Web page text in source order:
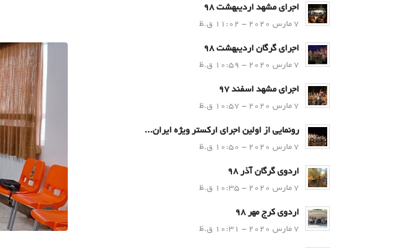
اجرای مشهد اردیبهشت 98
7 مارس 2020 - 11:02 ق.ظ
اجرای گرگان اردیبهشت 98
7 مارس 2020 - 10:59 ق.ظ
اجرای مشهد اسفند 97
7 مارس 2020 - 10:57 ق.ظ
رونمایی از اولین اجرای ارکستر ویژه ایران...
7 مارس 2020 - 10:50 ق.ظ
اردوی گرگان آذر 98
7 مارس 2020 - 10:35 ق.ظ
اردوی کرج مهر 98
7 مارس 2020 - 10:31 ق.ظ